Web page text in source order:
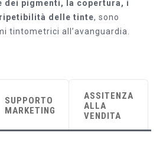
dei pigmenti, la copertura, i
delle tinte, sono
tintometrici all’avanguardia.
SUPPORTO
MARKETING
ASSITENZA
ALLA
VENDITA